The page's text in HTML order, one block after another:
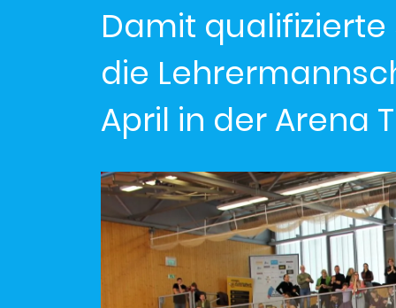
Damit
die
April in der Arena